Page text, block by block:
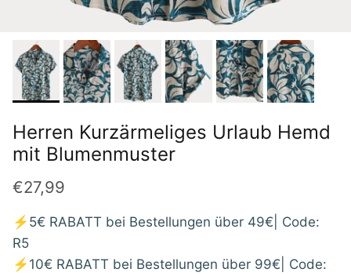
Herren Kurzärmeliges Urlaub Hemd
mit Blumenmuster
€27,99
⚡5€ RABATT bei Bestellungen über 49€| Code:
R5
⚡10€ RABATT bei Bestellungen über 99€| Code: